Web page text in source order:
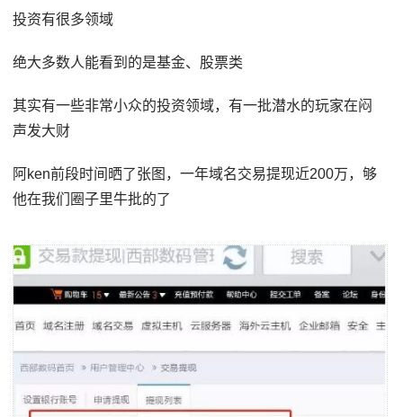
投资有很多领域
绝大多数人能看到的是基金、股票类
其实有一些非常小众的投资领域，有一批潜水的玩家在闷
声发大财
阿ken前段时间晒了张图，一年域名交易提现近200万，够
他在我们圈子里牛批的了